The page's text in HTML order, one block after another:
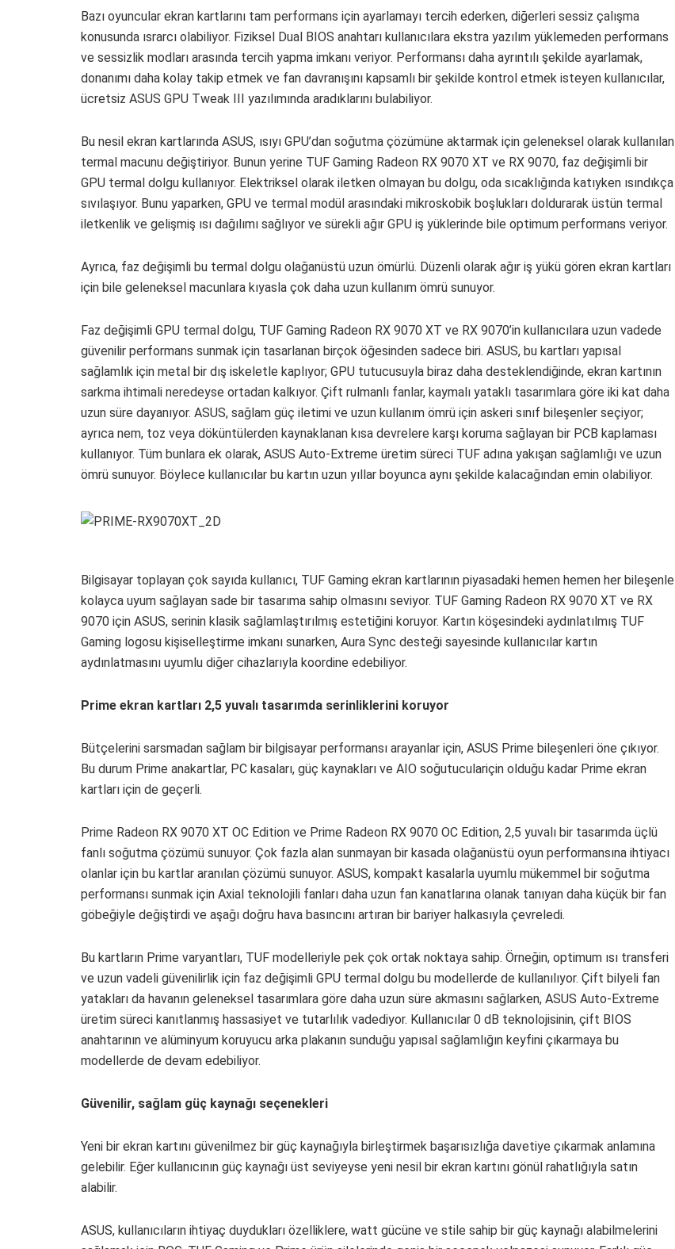
Bazı oyuncular ekran kartlarını tam performans için ayarlamayı tercih ederken, diğerleri sessiz çalışma
konusunda ısrarcı olabiliyor. Fiziksel Dual BIOS anahtarı kullanıcılara ekstra yazılım yüklemeden performans
ve sessizlik modları arasında tercih yapma imkanı veriyor. Performansı daha ayrıntılı şekilde ayarlamak,
donanımı daha kolay takip etmek ve fan davranışını kapsamlı bir şekilde kontrol etmek isteyen kullanıcılar,
ücretsiz ASUS GPU Tweak III yazılımında aradıklarını bulabiliyor.
Bu nesil ekran kartlarında ASUS, ısıyı GPU’dan soğutma çözümüne aktarmak için geleneksel olarak kullanılan
termal macunu değiştiriyor. Bunun yerine TUF Gaming Radeon RX 9070 XT ve RX 9070, faz değişimli bir
GPU termal dolgu kullanıyor. Elektriksel olarak iletken olmayan bu dolgu, oda sıcaklığında katıyken ısındıkça
sıvılaşıyor. Bunu yaparken, GPU ve termal modül arasındaki mikroskobik boşlukları doldurarak üstün termal
iletkenlik ve gelişmiş ısı dağılımı sağlıyor ve sürekli ağır GPU iş yüklerinde bile optimum performans veriyor.
Ayrıca, faz değişimli bu termal dolgu olağanüstü uzun ömürlü. Düzenli olarak ağır iş yükü gören ekran kartları
için bile geleneksel macunlara kıyasla çok daha uzun kullanım ömrü sunuyor.
Faz değişimli GPU termal dolgu, TUF Gaming Radeon RX 9070 XT ve RX 9070’in kullanıcılara uzun vadede
güvenilir performans sunmak için tasarlanan birçok öğesinden sadece biri. ASUS, bu kartları yapısal
sağlamlık için metal bir dış iskeletle kaplıyor; GPU tutucusuyla biraz daha desteklendiğinde, ekran kartının
sarkma ihtimali neredeyse ortadan kalkıyor. Çift rulmanlı fanlar, kaymalı yataklı tasarımlara göre iki kat daha
uzun süre dayanıyor. ASUS, sağlam güç iletimi ve uzun kullanım ömrü için askeri sınıf bileşenler seçiyor;
ayrıca nem, toz veya döküntülerden kaynaklanan kısa devrelere karşı koruma sağlayan bir PCB kaplaması
kullanıyor. Tüm bunlara ek olarak, ASUS Auto-Extreme üretim süreci TUF adına yakışan sağlamlığı ve uzun
ömrü sunuyor. Böylece kullanıcılar bu kartın uzun yıllar boyunca aynı şekilde kalacağından emin olabiliyor.
Bilgisayar toplayan çok sayıda kullanıcı, TUF Gaming ekran kartlarının piyasadaki hemen hemen her bileşenle
kolayca uyum sağlayan sade bir tasarıma sahip olmasını seviyor. TUF Gaming Radeon RX 9070 XT ve RX
9070 için ASUS, serinin klasik sağlamlaştırılmış estetiğini koruyor. Kartın köşesindeki aydınlatılmış TUF
Gaming logosu kişiselleştirme imkanı sunarken, Aura Sync desteği sayesinde kullanıcılar kartın
aydınlatmasını uyumlu diğer cihazlarıyla koordine edebiliyor.
Prime ekran kartları 2,5 yuvalı tasarımda serinliklerini koruyor
Bütçelerini sarsmadan sağlam bir bilgisayar performansı arayanlar için, ASUS Prime bileşenleri öne çıkıyor.
Bu durum Prime anakartlar, PC kasaları, güç kaynakları ve AIO soğutuculariçin olduğu kadar Prime ekran
kartları için de geçerli.
Prime Radeon RX 9070 XT OC Edition ve Prime Radeon RX 9070 OC Edition, 2,5 yuvalı bir tasarımda üçlü
fanlı soğutma çözümü sunuyor. Çok fazla alan sunmayan bir kasada olağanüstü oyun performansına ihtiyacı
olanlar için bu kartlar aranılan çözümü sunuyor. ASUS, kompakt kasalarla uyumlu mükemmel bir soğutma
performansı sunmak için Axial teknolojili fanları daha uzun fan kanatlarına olanak tanıyan daha küçük bir fan
göbeğiyle değiştirdi ve aşağı doğru hava basıncını artıran bir bariyer halkasıyla çevreledi.
Bu kartların Prime varyantları, TUF modelleriyle pek çok ortak noktaya sahip. Örneğin, optimum ısı transferi
ve uzun vadeli güvenilirlik için faz değişimli GPU termal dolgu bu modellerde de kullanılıyor. Çift bilyeli fan
yatakları da havanın geleneksel tasarımlara göre daha uzun süre akmasını sağlarken, ASUS Auto-Extreme
üretim süreci kanıtlanmış hassasiyet ve tutarlılık vadediyor. Kullanıcılar 0 dB teknolojisinin, çift BIOS
anahtarının ve alüminyum koruyucu arka plakanın sunduğu yapısal sağlamlığın keyfini çıkarmaya bu
modellerde de devam edebiliyor.
Güvenilir, sağlam güç kaynağı seçenekleri
Yeni bir ekran kartını güvenilmez bir güç kaynağıyla birleştirmek başarısızlığa davetiye çıkarmak anlamına
gelebilir. Eğer kullanıcının güç kaynağı üst seviyeyse yeni nesil bir ekran kartını gönül rahatlığıyla satın
alabilir.
ASUS, kullanıcıların ihtiyaç duydukları özelliklere, watt gücüne ve stile sahip bir güç kaynağı alabilmelerini